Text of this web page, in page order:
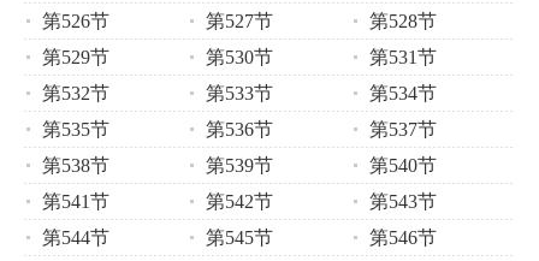
第526节
第527节
第528节
第529节
第530节
第531节
第532节
第533节
第534节
第535节
第536节
第537节
第538节
第539节
第540节
第541节
第542节
第543节
第544节
第545节
第546节